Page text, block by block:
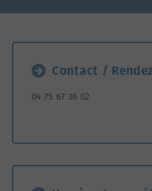
Contact /
04 75 67 36 02